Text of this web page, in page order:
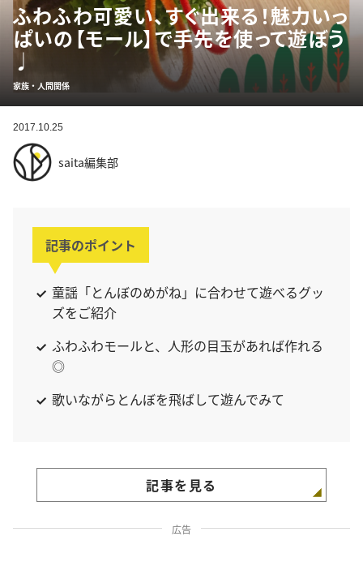
ふわふわ可愛い、すぐ出来る！魅力いっ
ぱいの【モール】で手先を使って遊ぼう
♩
家族・人間関係
2017.10.25
saita編集部
記事のポイント
童謡「とんぼのめがね」に合わせて遊べるグッ
ズをご紹介
ふわふわモールと、人形の目玉があれば作れる
◎
歌いながらとんぼを飛ばして遊んでみて
記事を見る
広告